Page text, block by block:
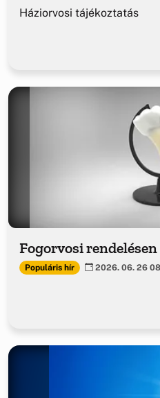
Háziorvosi tájékoztatás
Fogorvosi
Populáris hír 2026. 06. 26